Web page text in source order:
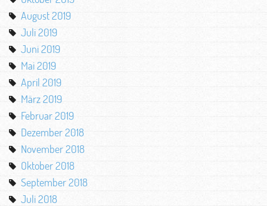
August 2019
Juli 2019
Juni 2019
Mai 2019
April 2019
März 2019
Februar 2019
Dezember 2018
November 2018
Oktober 2018
September 2018
Juli 2018